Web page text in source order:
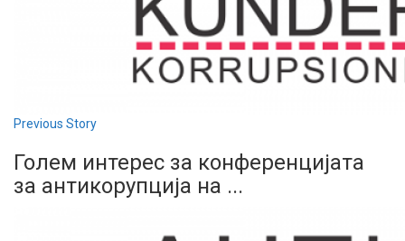
Previous Story
Голем интерес за конференцијата
за антикорупција на ...